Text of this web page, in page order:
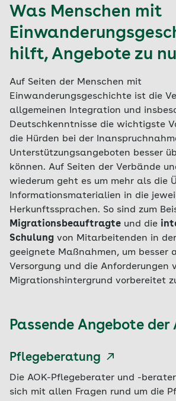
Was Menschen mit
hilft, Angebote zu
Auf Seiten der Menschen mit
Einwanderungsgeschichte ist die
allgemeinen Integration und
Deutschkenntnisse die wichtigste
die Hürden bei der
Unterstützungsangeboten besser
können. Auf Seiten der Verbände
wiederum geht es um mehr als die
Informationsmaterialien in die
Herkunftssprachen. So sind zum
Migrationsbeauftragte und die
Schulung von Mitarbeitenden in
geeignete Maßnahmen, um besser
Versorgung und die Anforderungen
Migrationshintergrund vorbereitet
Passende Angebote der
Pflegeberatung
Die AOK-Pflegeberater und -
sich mit allen Fragen rund um die